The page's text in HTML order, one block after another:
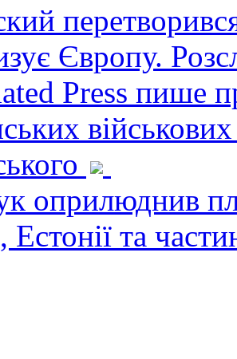
Європу.
Press пише
оприлюднив
Естонії та